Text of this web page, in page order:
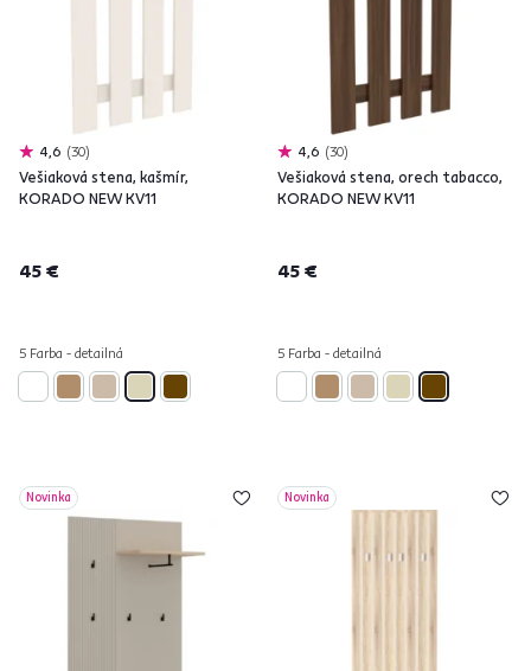
4,6 30
Vešiaková stena, kašmír,
KORADO NEW KV11
45 €
5 Farba - detailná
4,6 30
Vešiaková stena, orech tabacco,
KORADO NEW KV11
45 €
5 Farba - detailná
Novinka Novinka